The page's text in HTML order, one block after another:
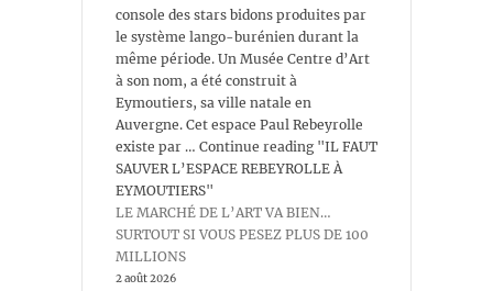
console des stars bidons produites par
le système lango-burénien durant la
même période. Un Musée Centre d’Art
à son nom, a été construit à
Eymoutiers, sa ville natale en
Auvergne. Cet espace Paul Rebeyrolle
existe par … Continue reading "IL FAUT
SAUVER L’ESPACE REBEYROLLE À
EYMOUTIERS"
LE MARCHÉ DE L’ART VA BIEN…
SURTOUT SI VOUS PESEZ PLUS DE 100
MILLIONS
2 août 2026